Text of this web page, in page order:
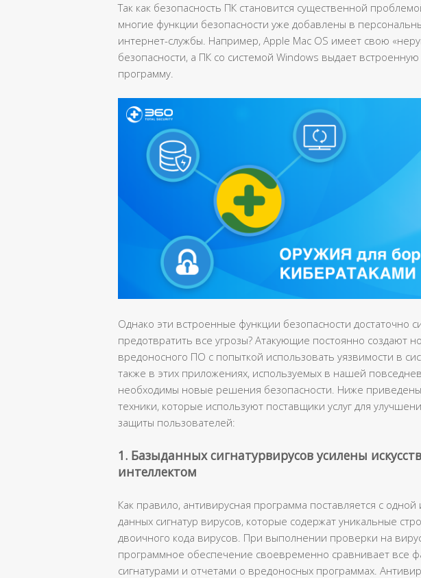
Так как безопасность ПК становится существенной
многие функции безопасности уже добавлены в
интернет-службы. Например, Apple Mac OS имеет свою
безопасности, а ПК со системой Windows выдает
программу.
Однако эти встроенные функции безопасности достаточно
предотвратить все угрозы? Атакующие постоянно создают
вредоносного ПО с попыткой использовать уязвимости в
также в этих приложениях, используемых в нашей
необходимы новые решения безопасности. Ниже
техники, которые используют поставщики услуг для
защиты пользователей:
1. Базыданных сигнатурвирусов усилены
интеллектом
Как правило, антивирусная программа поставляется с
данных сигнатур вирусов, которые содержат уникальные
двоичного кода вирусов. При выполнении проверки на
программное обеспечение своевременно сравнивает все
сигнатурами и отчетами о вредоносных программах.